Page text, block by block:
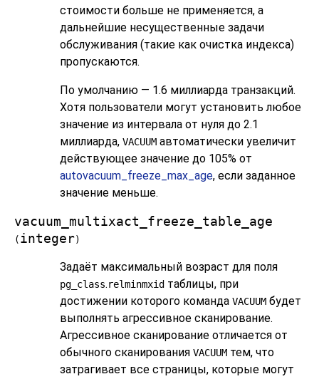
стоимости больше не применяется, а
дальнейшие несущественные задачи
обслуживания (такие как очистка индекса)
пропускаются.
По умолчанию — 1.6 миллиарда транзакций.
Хотя пользователи могут установить любое
значение из интервала от нуля до 2.1
миллиарда, VACUUM автоматически увеличит
действующее значение до 105% от
autovacuum_freeze_max_age, если заданное
значение меньше.
vacuum_multixact_freeze_table_age
( integer)
Задаёт максимальный возраст для поля
pg_class.relminmxid таблицы, при
достижении которого команда VACUUM будет
выполнять агрессивное сканирование.
Агрессивное сканирование отличается от
обычного сканирования VACUUM тем, что
затрагивает все страницы, которые могут